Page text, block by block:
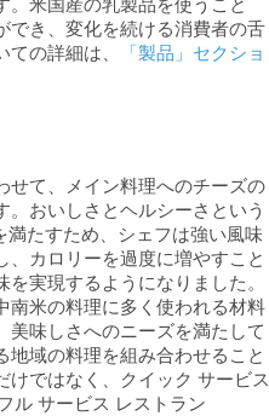
米国産の乳製品を使うこと
でき、変化を続ける消費者の舌
の詳細は、
「製品」セクショ
せて、メイン料理へのチーズの
。おいしさとヘルシーさという
満たすため、シェフは強い風味
、カロリーを過度に増やすこと
実現するようになりました。
南米の料理に多く使われる材料
美味しさへのニーズを満たして
地域の料理を組み合わせること
けではなく、クイック サービス
ル サービス レストラン